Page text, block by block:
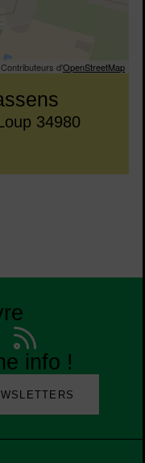
, Contributeurs d'OpenStreetMap
34980
réseaux
réseaux
YouTube
info !